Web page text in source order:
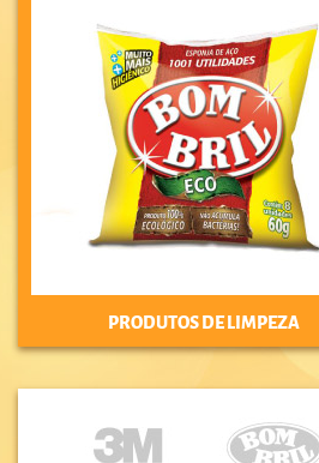
PRODUTOS DE LIMPEZA